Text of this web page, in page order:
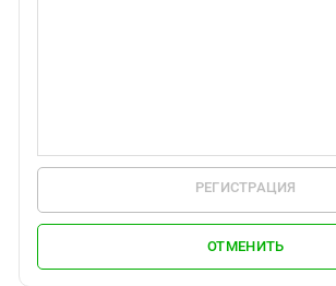
РЕГИСТРАЦИЯ
ОТМЕНИТЬ